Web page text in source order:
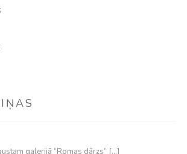
galerijā “Romas dārzs” […]